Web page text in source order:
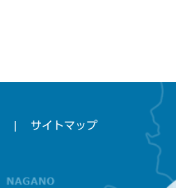
サイトマップ